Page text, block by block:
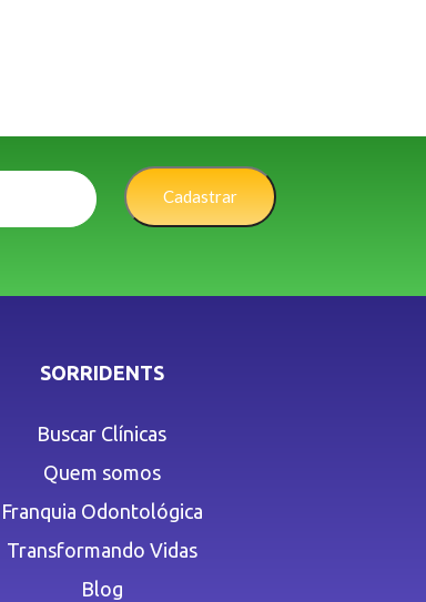
Cadastrar
SORRIDENTS
Buscar Clínicas
Quem somos
Franquia Odontológica
Transformando Vidas
Blog